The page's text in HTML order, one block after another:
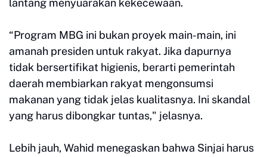
lantang menyuarakan kekecewaan.
“Program MBG ini bukan proyek main-main, ini
amanah presiden untuk rakyat. Jika dapurnya
tidak bersertifikat higienis, berarti pemerintah
daerah membiarkan rakyat mengonsumsi
makanan yang tidak jelas kualitasnya. Ini skandal
yang harus dibongkar tuntas," jelasnya.
Lebih jauh, Wahid menegaskan bahwa Sinjai harus